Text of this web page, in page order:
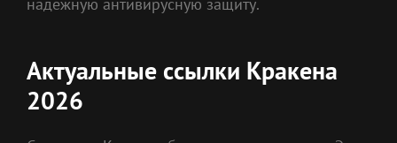
Актуальные ссылки Кракена
2026